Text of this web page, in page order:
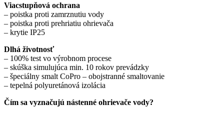
Viacstupňová ochrana
– poistka proti zamrznutiu vody
– poistka proti prehriatiu ohrievača
– krytie IP25
Dlhá životnosť
– 100% test vo výrobnom procese
– skúška simulujúca min. 10 rokov prevádzky
– špeciálny smalt CoPro – obojstranné smaltovanie
– tepelná polyuretánová izolácia
Čím sa vyznačujú nástenné ohrievače vody?